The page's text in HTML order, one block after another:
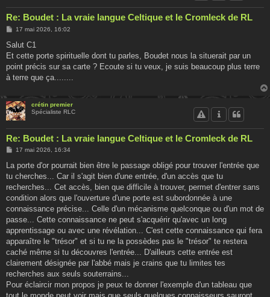
Re: Boudet : La vraie langue Celtique et le Cromleck de RL
M
s
a
g
17 mai 2026, 16:02
Salut C1
Et cette porte spirituelle dont tu parles, Boudet nous la situerait par un
point précis sur sa carte ? Ecoute si tu veux, je suis beaucoup plus terre
à terre que ça........
crétin premier
Spécialiste RLC
Re: Boudet : La vraie langue Celtique et le Cromleck de RL
M
s
a
g
17 mai 2026, 16:34
La porte d'or pourrait bien être le passage obligé pour trouver l'entrée que
tu cherches... Car il s'agit bien d'une entrée, d'un accès que tu
recherches... Cet accès, bien que difficile à trouver, permet d'entrer sans
condition alors que l'ouverture d'une porte est subordonnée à une
connaissance précise... Celle d'un mécanisme quelconque ou d'un mot de
passe... Cette connaissance ne peut s'acquérir qu'avec un long
apprentissage ou avec une révélation... C'est cette connaissance qui fera
apparaître le "trésor" et si tu ne la possèdes pas le "trésor" te restera
caché même si tu découvres l'entrée... D'ailleurs cette entrée est
clairement désignée par l'abbé mais je crains que tu limites tes
recherches aux seuls souterrains...
Pour éclaircir mon propos je peux te donner l'exemple d'un tableau que